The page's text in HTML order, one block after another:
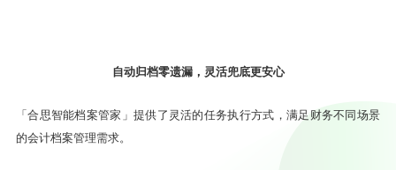
自动归档零遗漏，灵活兜底更安心
「合思智能档案管家」提供了灵活的任务执行方式，满足财务不同场景
的会计档案管理需求。